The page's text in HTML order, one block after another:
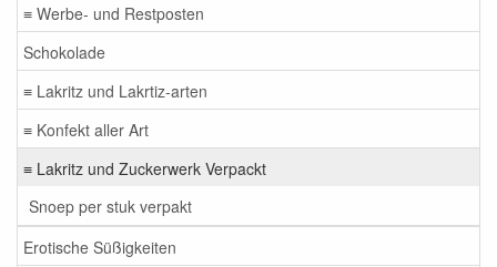
≡ Werbe- und Restposten
Schokolade
≡ Lakritz und Lakrtiz-arten
≡ Konfekt aller Art
≡ Lakritz und Zuckerwerk Verpackt
Snoep per stuk verpakt
Erotische Süßigkeiten